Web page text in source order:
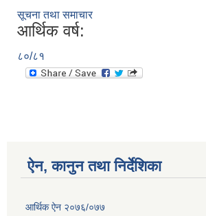
सूचना तथा समाचार
आर्थिक वर्ष:
८०/८१
ऐन, कानुन तथा निर्देशिका
आर्थिक ऐन २०७६/०७७